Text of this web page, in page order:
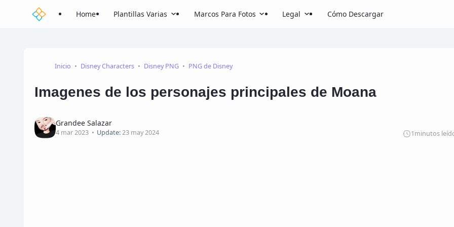
Home Plantillas Varias Marcos Para Fotos Legal Cómo Descargar
Inicio Disney Characters Disney PNG PNG de Disney
Imagenes de los personajes principales de Moana
Grandee Salazar
4 mar 2023 Update:23 may 2024 1minutos